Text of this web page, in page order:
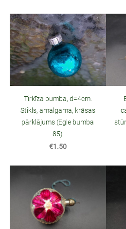
Tirkīza bumba, d=4cm.
Stikls, amalgama, krāsas
pārklājums (Egle bumba
85)
€1.50